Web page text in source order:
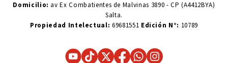
Domicilio: av Ex Combatientes de Malvinas 3890 - CP (A4412BYA)
Salta.
Propiedad Intelectual: 69681551 Edición N°: 10789